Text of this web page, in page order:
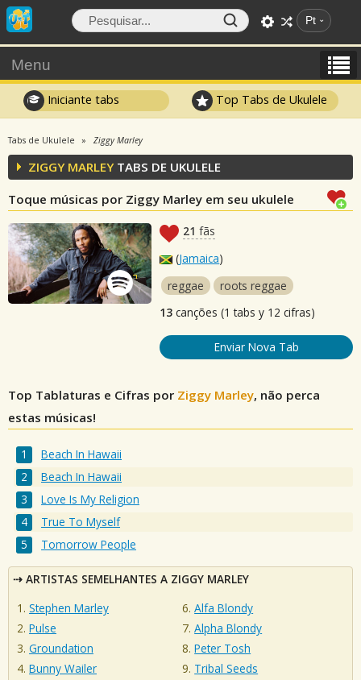
Pt
Menu
Iniciante tabs Top Tabs de Ukulele
Tabs de Ukulele Ziggy Marley
ZIGGY MARLEYTABS DE UKULELE
Toque músicas por Ziggy Marley em seu ukulele
21 fãs
(Jamaica)
reggae
roots reggae
13 canções (1 tabs y 12 cifras)
Enviar Nova Tab
Top Tablaturas e Cifras por Ziggy Marley, não perca
estas músicas!
Beach In Hawaii
Beach In Hawaii
Love Is My Religion
True To Myself
Tomorrow People
ARTISTAS SEMELHANTES A ZIGGY MARLEY
Stephen Marley
Pulse
Groundation
Bunny Wailer
Alfa Blondy
Alpha Blondy
Peter Tosh
Tribal Seeds